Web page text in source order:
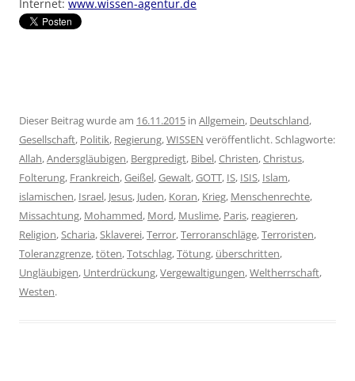
Internet: www.wissen-agentur.de
Dieser Beitrag wurde am 16.11.2015 in Allgemein, Deutschland,
Gesellschaft, Politik, Regierung,WISSEN veröffentlicht. Schlagworte:
Allah,Andersgläubigen, Bergpredigt, Bibel,Christen,Christus,
Folterung, Frankreich,Geißel,Gewalt,GOTT, IS, ISIS, Islam,
islamischen, Israel, Jesus, Juden, Koran, Krieg, Menschenrechte,
Missachtung, Mohammed, Mord, Muslime, Paris, reagieren,
Religion,Scharia,Sklaverei,Terror,Terroranschläge,Terroristen,
Toleranzgrenze,töten,Totschlag,Tötung, überschritten,
Ungläubigen, Unterdrückung,Vergewaltigungen,Weltherrschaft,
Westen.